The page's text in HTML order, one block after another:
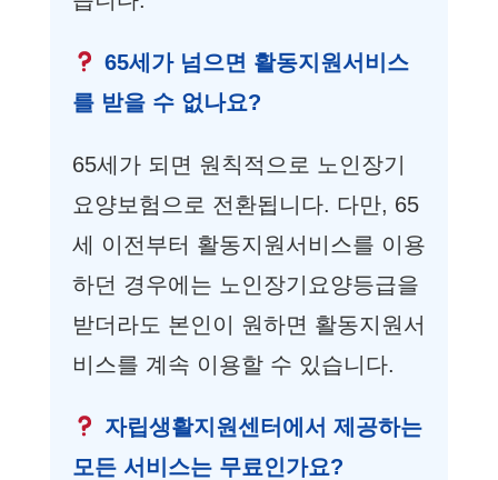
65세가 넘으면 활동지원서비스
를 받을 수 없나요?
65세가 되면 원칙적으로 노인장기
요양보험으로 전환됩니다. 다만, 65
세 이전부터 활동지원서비스를 이용
하던 경우에는 노인장기요양등급을
받더라도 본인이 원하면 활동지원서
비스를 계속 이용할 수 있습니다.
자립생활지원센터에서 제공하는
모든 서비스는 무료인가요?